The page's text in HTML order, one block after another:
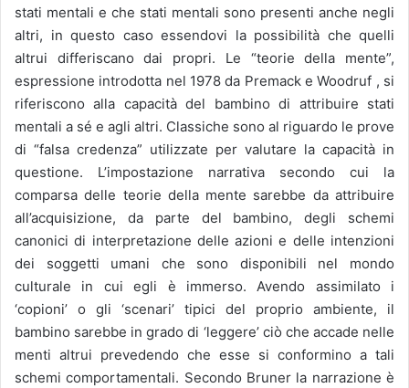
stati mentali e che stati mentali sono presenti anche negli
altri, in questo caso essendovi la possibilità che quelli
altrui differiscano dai propri. Le “teorie della mente”,
espressione introdotta nel 1978 da Premack e Woodruf , si
riferiscono alla capacità del bambino di attribuire stati
mentali a sé e agli altri. Classiche sono al riguardo le prove
di “falsa credenza” utilizzate per valutare la capacità in
questione. L’impostazione narrativa secondo cui la
comparsa delle teorie della mente sarebbe da attribuire
all’acquisizione, da parte del bambino, degli schemi
canonici di interpretazione delle azioni e delle intenzioni
dei soggetti umani che sono disponibili nel mondo
culturale in cui egli è immerso. Avendo assimilato i
‘copioni’ o gli ‘scenari’ tipici del proprio ambiente, il
bambino sarebbe in grado di ‘leggere’ ciò che accade nelle
menti altrui prevedendo che esse si conformino a tali
schemi comportamentali. Secondo Bruner la narrazione è